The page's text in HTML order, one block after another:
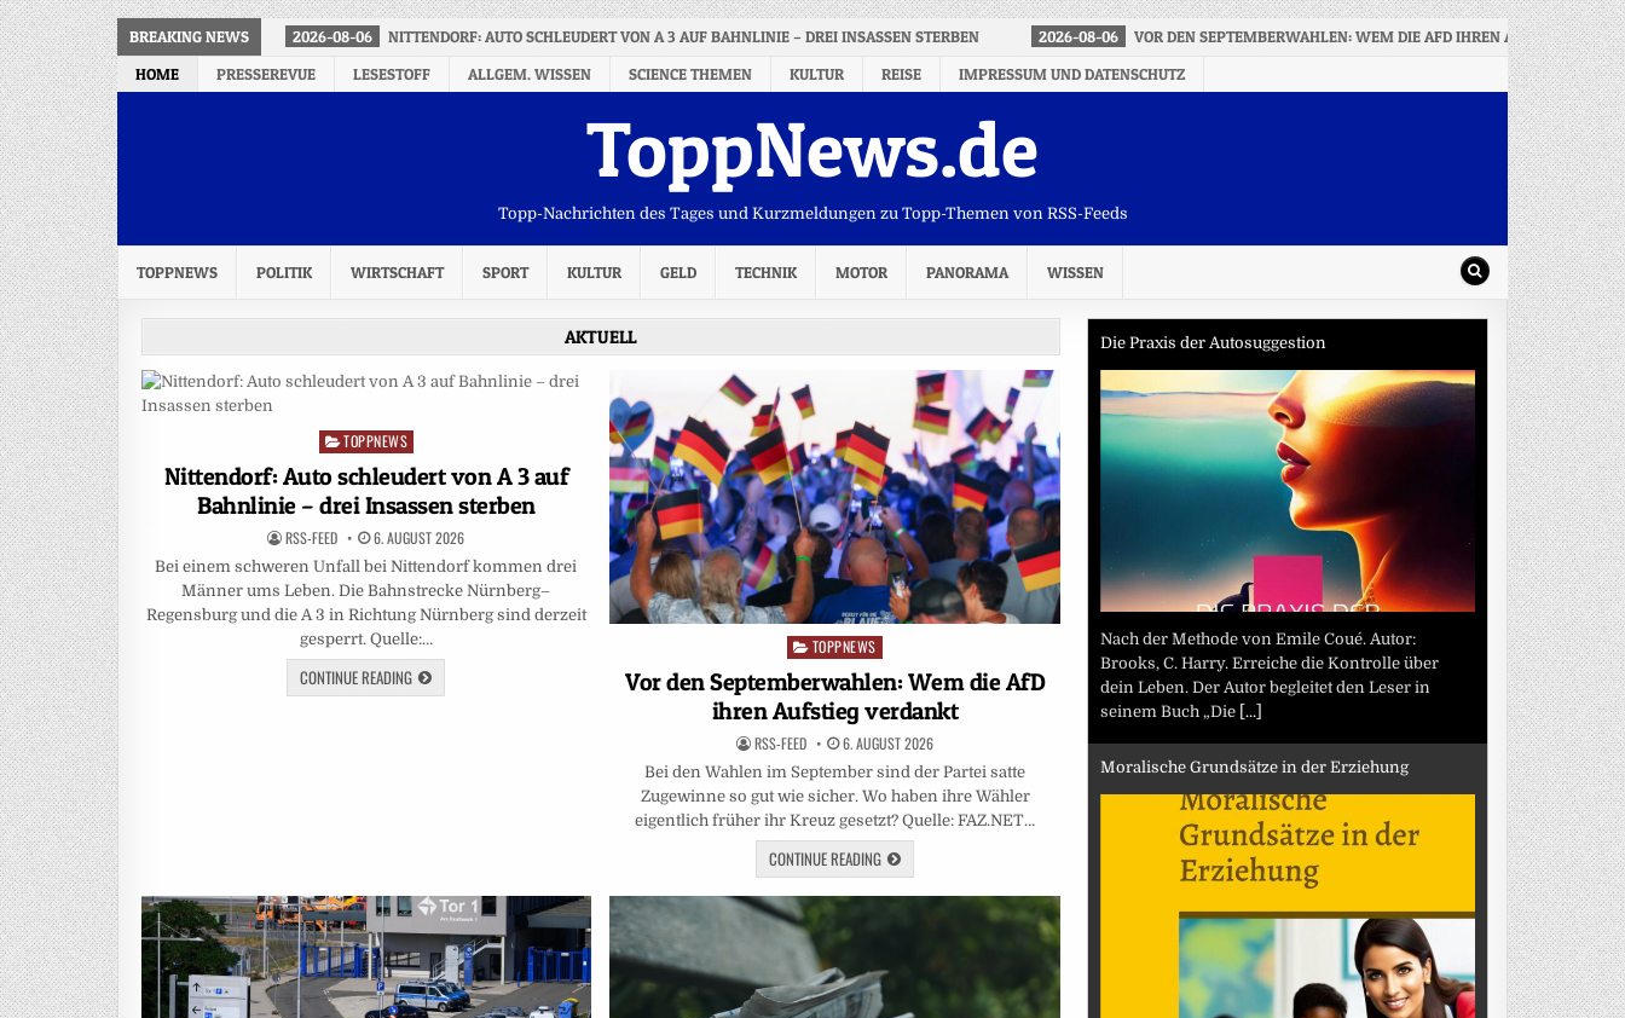
BREAKING NEWS 2026-08-06 NITTENDORF: AUTO SCHLEUDERT VON A 3 AUF BAHNLINIE – DREI INSASSEN STERBEN 2026-08-06
VOR DEN SEPTEMBERWAHLEN: WEM DIE AFD IHREN AUFSTIEG
HOME
PRESSEREVUE LESESTOFF ALLGEM. WISSEN SCIENCE THEMEN KULTUR REISE IMPRESSUM UND DATENSCHUTZ
ToppNews.de
Topp-Nachrichten des Tages und Kurzmeldungen zu Topp-Themen von RSS-Feeds
TOPPNEWS POLITIK WIRTSCHAFT SPORT KULTUR GELD TECHNIK MOTOR PANORAMA WISSEN
AKTUELL
Posted
TOPPNEWS
Nittendorf: Auto schleudert von A 3 auf
Bahnlinie – drei Insassen sterben
RSS-FEED 6. AUGUST 2026
Bei einem schweren Unfall bei Nittendorf kommen drei
Männer ums Leben. Die Bahnstrecke Nürnberg–
Regensburg und die A 3 in Richtung Nürnberg sind derzeit
gesperrt. Quelle:…
CONTINUE READING
Posted
in
TOPPNEWS
Vor den Septemberwahlen: Wem die AfD
ihren Aufstieg verdankt
RSS-FEED 6. AUGUST 2026
Bei den Wahlen im September sind der Partei satte
Zugewinne so gut wie sicher. Wo haben ihre Wähler
eigentlich früher ihr Kreuz gesetzt? Quelle: FAZ.NET…
CONTINUE READING
Die Praxis der Autosuggestion
Nach der Methode von Emile Coué. Autor:
Brooks, C. Harry. Erreiche die Kontrolle über
dein Leben. Der Autor begleitet den Leser in
seinem Buch „Die [...]
Moralische Grundsätze in der Erziehung